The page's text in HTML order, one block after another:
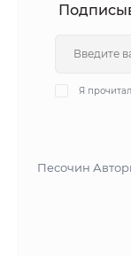
Я прочитал
Песочин